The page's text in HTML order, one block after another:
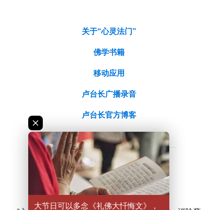
关于“心灵法门”
佛学书籍
移动应用
卢台长广播录音
卢台长官方博客
大节日可以多念《礼佛大忏悔文》，